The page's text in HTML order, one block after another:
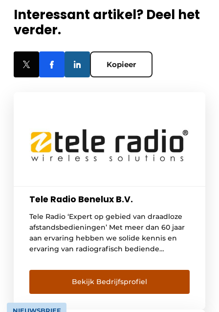
Interessant artikel? Deel het
verder.
Kopieer
Tele Radio Benelux B.V.
Tele Radio ‘Expert op gebied van draadloze
afstandsbedieningen’ Met meer dan 60 jaar
aan ervaring hebben we solide kennis en
ervaring van radiografisch bediende
Onze universele draadloze systemen zijn te
vinden bij procesbesturing, in de offshore,
bij geautomatiseerde toegangssystemen, in
de scheepvaart, bij de bediening van kranen
Bekijk Bedrijfsprofiel